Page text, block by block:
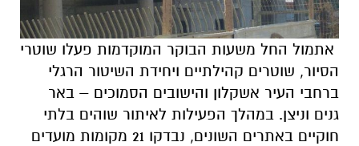
אתמול החל משעות הבוקר המוקדמות פעלו שוטרי
הסיור, שוטרים קהילתיים ויחידת השיטור הרגלי
ברחבי העיר אשקלון והישובים הסמוכים – באר
גנים וניצן. במהלך הפעילות לאיתור שוהים בלתי
חוקיים באתרים השונים, נבדקו 21 מקומות מועדים